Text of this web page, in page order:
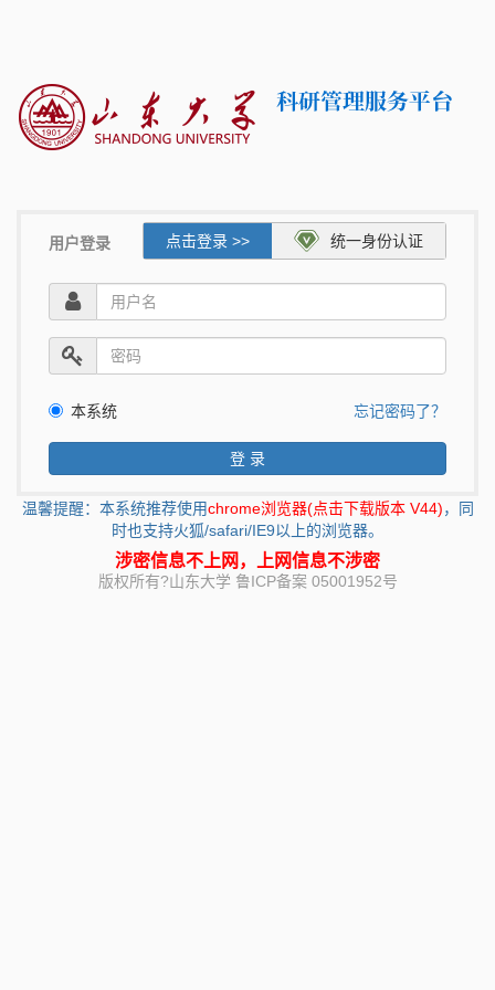
用户登录 点击登录 >> 统一身份认证
本系统 忘记密码了？
登 录
温馨提醒：本系统推荐使用chrome浏览器(点击下载版本 V44)，同
时也支持火狐/safari/IE9以上的浏览器。
涉密信息不上网，上网信息不涉密
版权所有?山东大学 鲁ICP备案 05001952号